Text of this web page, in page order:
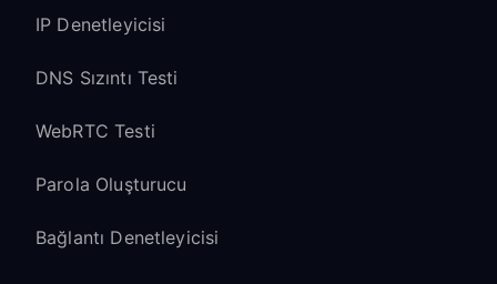
IP Denetleyicisi
DNS Sızıntı Testi
WebRTC Testi
Parola Oluşturucu
Bağlantı Denetleyicisi